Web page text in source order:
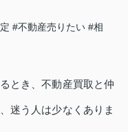
#不動産売りたい #相
とき、不動産買取と仲
迷う人は少なくありま